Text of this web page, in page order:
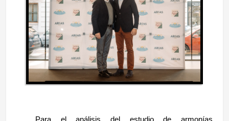
Para el análisis del estudio de armonías